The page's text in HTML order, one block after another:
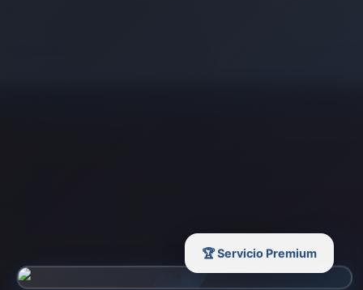
🏆 Servicio Premium